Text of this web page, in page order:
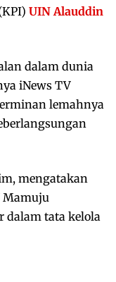
UIN Alauddin
dalam dunia
iNews TV
lemahnya
mengatakan
Mamuju
dalam tata kelola